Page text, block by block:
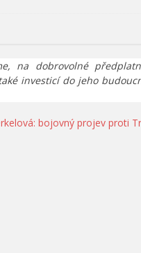
na dobrovolné
investicí do jeho
bojovný projev proti